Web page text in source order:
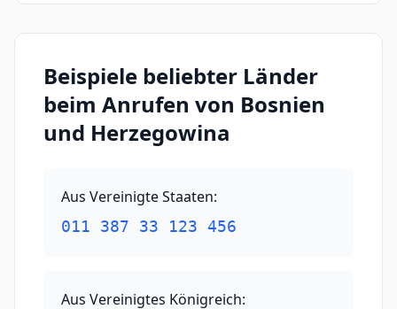
Beispiele beliebter Länder
beim Anrufen von Bosnien
und Herzegowina
Aus Vereinigte Staaten:
011 387 33 123 456
Aus Vereinigtes Königreich: